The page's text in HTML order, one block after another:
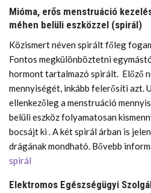
Mióma, erős menstruáció
méhen belüli eszközzel (spirál)
Közismert néven spirált főleg
Fontos megkülönböztetni
hormont tartalmazó spirált. Előző
mennyiségét, inkább felerősíti azt.
ellenkezőleg a menstruáció
belüli eszköz folyamatosan
bocsájt ki . A két spirál árban is
drágának mondható. Bővebb
spirál
Elektromos Egészségügyi